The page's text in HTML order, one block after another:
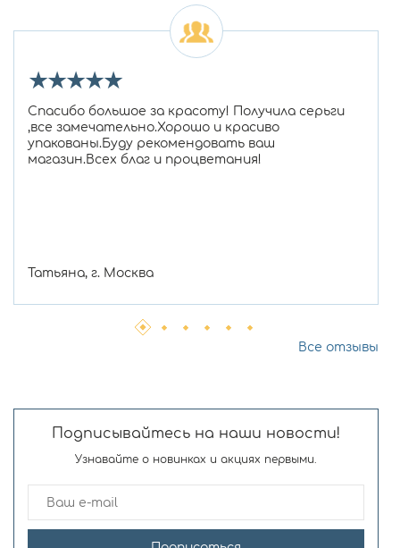
★★★★★
Спасибо большое за красоту! Получила серьги
,все замечательно.Хорошо и красиво
упакованы.Буду рекомендовать ваш
магазин.Всех благ и процветания!
Татьяна, г. Москва
Все отзывы
Подписывайтесь на наши новости!
Узнавайте о новинках и акциях первыми.